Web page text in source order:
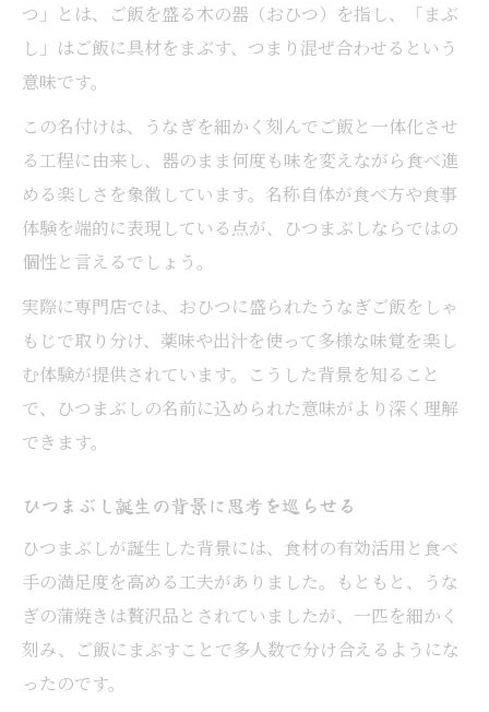
つ」とは、ご飯を盛る木の器（おひつ）を指し、「まぶ
し」はご飯に具材をまぶす、つまり混ぜ合わせるという
意味です。
この名付けは、うなぎを細かく刻んでご飯と一体化させ
る工程に由来し、器のまま何度も味を変えながら食べ進
める楽しさを象徴しています。名称自体が食べ方や食事
体験を端的に表現している点が、ひつまぶしならではの
個性と言えるでしょう。
実際に専門店では、おひつに盛られたうなぎご飯をしゃ
もじで取り分け、薬味や出汁を使って多様な味覚を楽し
む体験が提供されています。こうした背景を知ること
で、ひつまぶしの名前に込められた意味がより深く理解
できます。
ひつまぶし誕生の背景に思考を巡らせる
ひつまぶしが誕生した背景には、食材の有効活用と食べ
手の満足度を高める工夫がありました。もともと、うな
ぎの蒲焼きは贅沢品とされていましたが、一匹を細かく
刻み、ご飯にまぶすことで多人数で分け合えるようにな
ったのです。